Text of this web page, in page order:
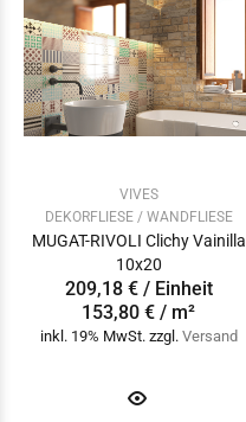
VIVES
DEKORFLIESE / WANDFLIESE
MUGAT-RIVOLI Clichy Vainilla
10x20
209,18 € / Einheit
153,80 € / m²
inkl. 19% MwSt. zzgl. Versand